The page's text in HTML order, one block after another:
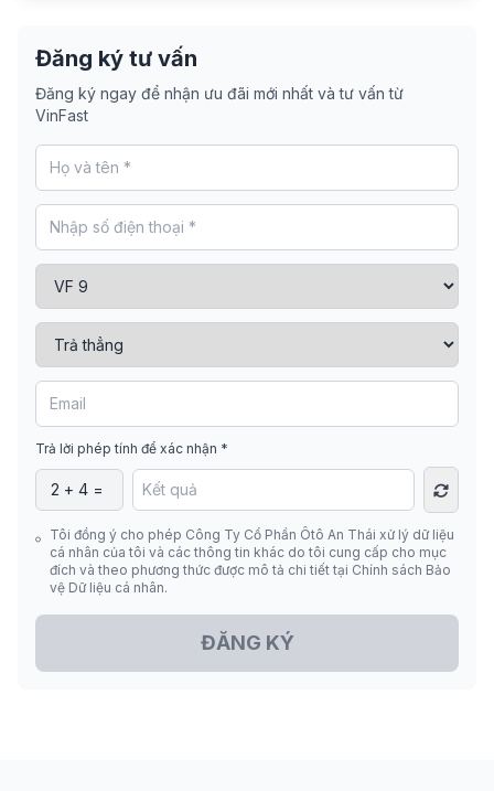
Đăng ký tư vấn
Đăng ký ngay để nhận ưu đãi mới nhất và tư vấn từ
VinFast
Trả lời phép tính để xác nhận *
Tôi đồng ý cho phép Công Ty Cổ Phần Ôtô An Thái xử lý dữ liệu
cá nhân của tôi và các thông tin khác do tôi cung cấp cho mục
đích và theo phương thức được mô tả chi tiết tại Chính sách Bảo
vệ Dữ liệu cá nhân.
ĐĂNG KÝ